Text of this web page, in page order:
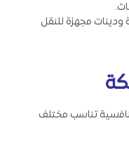
ودينات مجهزة للنقل
تناسب مختلف